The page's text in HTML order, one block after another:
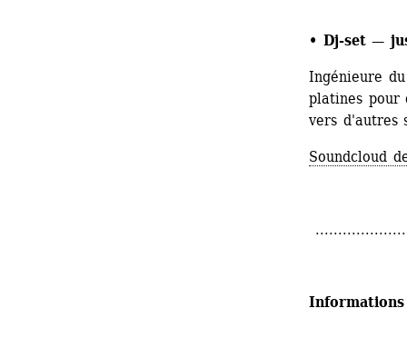
• Dj-set —
Ingénieure
platines pour
vers d'autres
Soundcloud